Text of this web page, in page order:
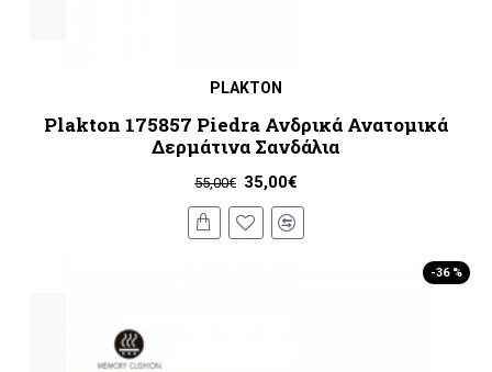
PLAKTON
Plakton 175857 Piedra Ανδρικά Ανατομικά
Δερμάτινα Σανδάλια
35,00€
55,00€
-36 %